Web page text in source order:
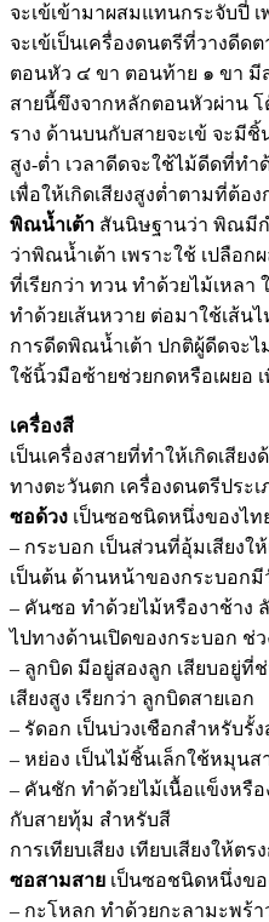
จะเข้เข้ามาผสมแทนกระจับปี่
จะเข้เป็นเครื่องดนตรีที่วางดี
ตอนหัว ๔ ขา ตอนท้าย ๑ ขา มีส
สายนี้ขึงจากหลักตอนหัวผ่าน โ
ราง ด้านบนกับสายจะเข้ จะมี
สูง-ต่ำ เวลาดีดจะใช้ไม้ดีดที่ท
เพื่อให้เกิดเสียงสูงต่ำตามที่ต้อง
พิณน้ำเต้า สันนิษฐานว่า พิณมีก
ว่าพิณน้ำเต้า เพราะใช้ เปลือ
ที่เรียกว่า ทวน ทำด้วยไม้เหลา
ทำด้วยเส้นหวาย ต่อมาใช้เส้น
การดีดพิณน้ำเต้า ปกติผู้ดีดจะไ
ใช้นิ้วมือซ้ายช่วยกดหรือเผยอ
เครื่องสี
เป็นเครื่องสายที่ทำให้เกิดเสี
ทางตะวันตก เครื่องดนตรีประ
ซอด้วง เป็นซอชนิดหนึ่งของไท
– กระบอก เป็นส่วนที่อุ้มเสียงใ
เป็นต้น ด้านหน้าของกระบอก
– คันซอ ทำด้วยไม้หรืองาช้าง
ไปทางด้านเปิดของกระบอก ช่
– ลูกบิด มีอยู่สองลูก เสียบอยู่ที่
เสียงสูง เรียกว่า ลูกบิดสายเอก
– รัดอก เป็นบ่วงเชือกสำหรับรั้
– หย่อง เป็นไม้ชิ้นเล็กใช้หมุน
– คันชัก ทำด้วยไม้เนื้อแข็งหรื
กับสายทุ้ม สำหรับสี
การเทียบเสียง เทียบเสียงให้ต
ซอสามสาย เป็นซอชนิดหนึ่งขอ
– กะโหลก ทำด้วยกะลามะพร้